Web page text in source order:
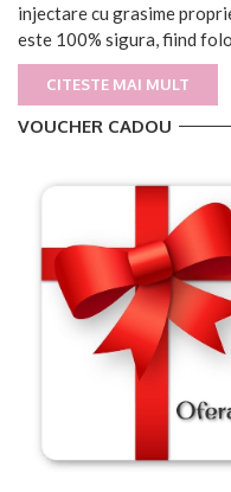
injectare cu grasime
este 100% sigura, fiind
CITESTE MAI MULT
VOUCHER CADOU